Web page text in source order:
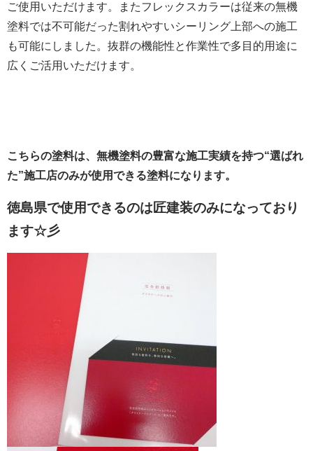
ご使用いただけます。またフレックスカラーは従来の無機
塗料では不可能だった割れやすいシーリング上部への施工
も可能にしました。抜群の機能性と作業性で多目的用途に
広くご活用いただけます。
こちらの塗料は、無機塗料の豊富な施工実績を持つ“選ばれ
た”施工店のみが使用できる塗料になります。
徳島県で使用できるのは匠建装のみになっており
ます☆彡